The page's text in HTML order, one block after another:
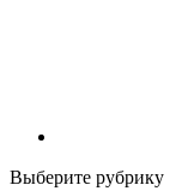
Выберите рубрику